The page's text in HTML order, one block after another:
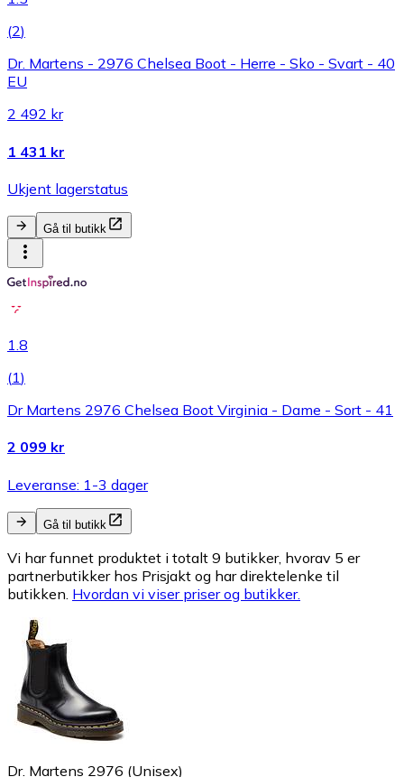
(2)
Dr. Martens - 2976 Chelsea Boot - Herre - Sko - Svart - 40
EU
2 492 kr
1 431 kr
Ukjent lagerstatus
Gå til butikk
1.8
(1)
Dr Martens 2976 Chelsea Boot Virginia - Dame - Sort - 41
2 099 kr
Leveranse: 1-3 dager
Gå til butikk
Vi har funnet produktet i totalt 9 butikker, hvorav 5 er
partnerbutikker hos Prisjakt og har direktelenke til
butikken. Hvordan vi viser priser og butikker.
Dr. Martens 2976 (Unisex)